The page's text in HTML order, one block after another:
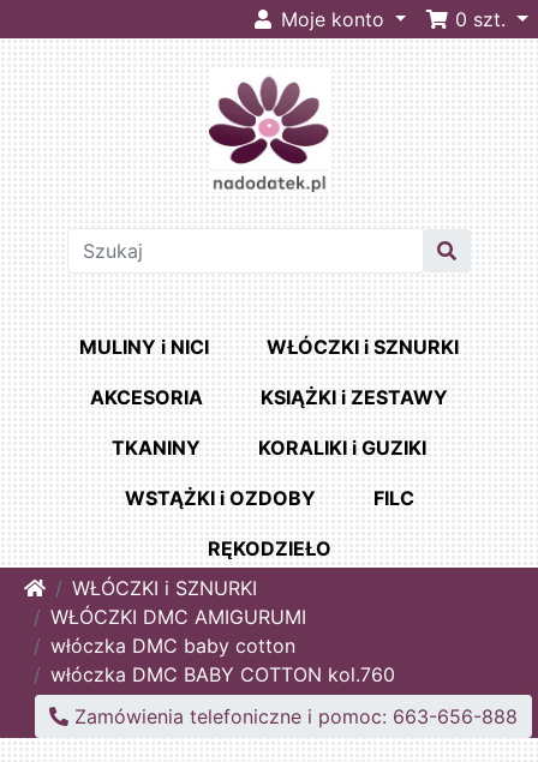
Moje konto 0 szt.
MULINY i NICI WŁÓCZKI i SZNURKI
AKCESORIA KSIĄŻKI i ZESTAWY
TKANINY KORALIKI i GUZIKI
WSTĄŻKI i OZDOBY FILC
RĘKODZIEŁO
HomeWŁÓCZKI i SZNURKI
WŁÓCZKI DMC AMIGURUMI
włóczka DMC baby cotton
włóczka DMC BABY COTTON kol.760
Zamówienia telefoniczne i pomoc: 663-656-888